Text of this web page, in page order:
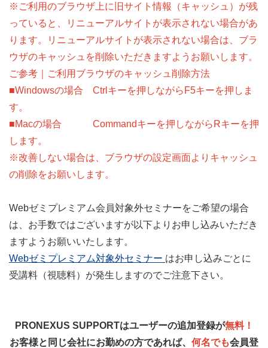
※ご利用のブラウザ上に旧サイト情報（キャッシュ）が残
っていると、リニューアルサイトが表示されない場合があ
ります。リニューアルサイトが表示されない場合は、ブラ
ウザのキャッシュを削除いただきますようお願いします。
ご参考｜ご利用ブラウザのキャッシュ削除方法
■Windowsの場合 Ctrlキーを押しながらF5キーを押しま
す。
■Macの場合 Commandキーを押しながらRキーを押
します。
※改善しない場合は、ブラウザの設定画面よりキャッシュ
の削除をお願いします。
Webゼミプレミアム会員対象外セミナーをご希望の場合
は、お手数ではございますが以下よりお申し込みいただき
ますようお願いいたします。
Webゼミプレミアム対象外セミナー はお申し込みごとに
受講料（視聴料）が発生しますのでご注意下さい。
PRONEXUS SUPPORTはユーザーの追加登録が無料！
お客様と同じ会社にお勤めの方であれば、 何名でも会員登